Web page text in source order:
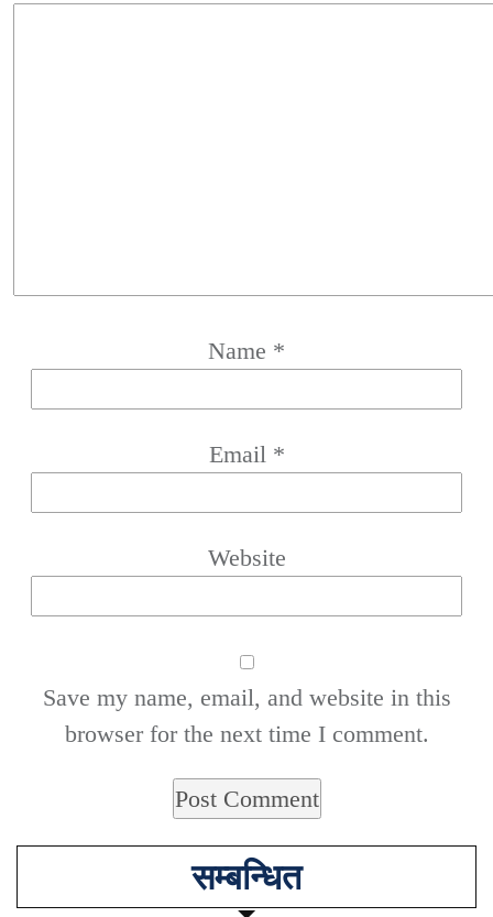
Name *
Email *
Website
Save my name, email, and website in this
browser for the next time I comment.
सम्बन्धित